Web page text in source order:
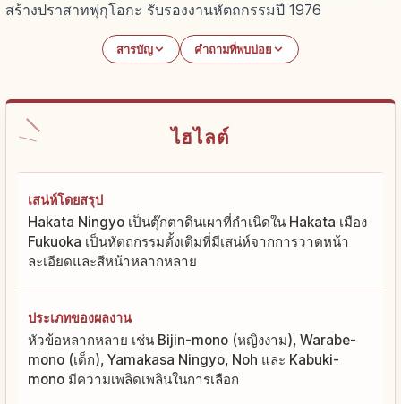
สร้างปราสาทฟุกุโอกะ รับรองงานหัตถกรรมปี 1976
สารบัญ คำถามที่พบบ่อย
ไฮไลต์
เสน่ห์โดยสรุป
Hakata Ningyo เป็นตุ๊กตาดินเผาที่กำเนิดใน Hakata เมือง
Fukuoka เป็นหัตถกรรมดั้งเดิมที่มีเสน่ห์จากการวาดหน้า
ละเอียดและสีหน้าหลากหลาย
ประเภทของผลงาน
หัวข้อหลากหลาย เช่น Bijin-mono (หญิงงาม), Warabe-
mono (เด็ก), Yamakasa Ningyo, Noh และ Kabuki-
mono มีความเพลิดเพลินในการเลือก